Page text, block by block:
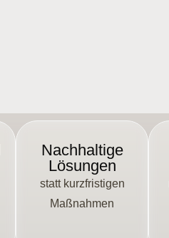
Nachhaltige
Lösungen
statt kurzfristigen
Maßnahmen